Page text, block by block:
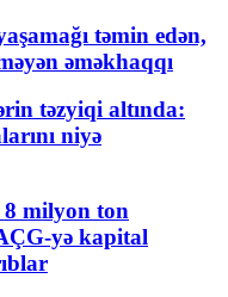
təmin edən,
əməkhaqqı
təzyiqi altında:
niyə
8 milyon ton
yə kapital